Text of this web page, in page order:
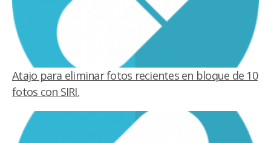
Atajo para eliminar fotos recientes en bloque de 10
fotos con SIRI.